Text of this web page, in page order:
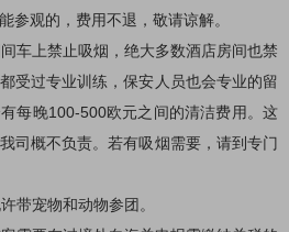
参观的，费用不退，敬请谅解。
车上禁止吸烟，绝大多数酒店房间也禁
受过专业训练，保安人员也会专业的留
每晚100-500欧元之间的清洁费用。这
司概不负责。若有吸烟需要，请到专门
带宠物和动物参团。